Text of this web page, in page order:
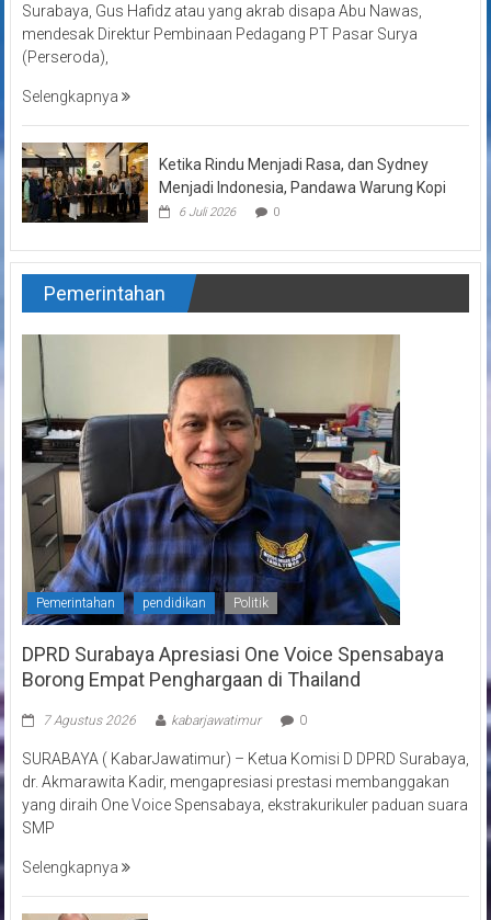
Surabaya, Gus Hafidz atau yang akrab disapa Abu Nawas,
mendesak Direktur Pembinaan Pedagang PT Pasar Surya
(Perseroda),
Selengkapnya
Ketika Rindu Menjadi Rasa, dan Sydney
Menjadi Indonesia, Pandawa Warung Kopi
6 Juli 2026 0
Pemerintahan
Pemerintahan pendidikan Politik
DPRD Surabaya Apresiasi One Voice Spensabaya
Borong Empat Penghargaan di Thailand
7 Agustus 2026 kabarjawatimur 0
SURABAYA ( KabarJawatimur) – Ketua Komisi D DPRD Surabaya,
dr. Akmarawita Kadir, mengapresiasi prestasi membanggakan
yang diraih One Voice Spensabaya, ekstrakurikuler paduan suara
SMP
Selengkapnya